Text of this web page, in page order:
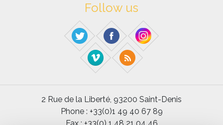
Follow us
2 Rue de la Liberté, 93200 Saint-Denis
Phone : +33(0)1 49 40 67 89